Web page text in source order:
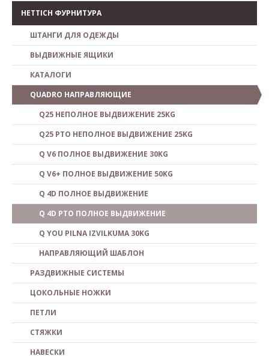
HETTICH ФУРНИТУРА
ШТАНГИ ДЛЯ ОДЕЖДЫ
ВЫДВИЖНЫЕ ЯЩИКИ
КАТАЛОГИ
QUADRO НАПРАВЛЯЮЩИЕ
Q25 НЕПОЛНОЕ ВЫДВИЖЕНИЕ 25KG
Q25 PTO НЕПОЛНОЕ ВЫДВИЖЕНИЕ 25KG
Q V6 ПОЛНОЕ ВЫДВИЖЕНИЕ 30KG
Q V6+ ПОЛНОЕ ВЫДВИЖЕНИЕ 50KG
Q 4D ПОЛНОЕ ВЫДВИЖЕНИЕ
Q 4D PTO ПОЛНОЕ ВЫДВИЖЕНИЕ
Q YOU PILNA IZVILKUMA 30KG
НАПРАВЛЯЮЩИЙ ШАБЛОН
РАЗДВИЖНЫЕ СИСТЕМЫ
ЦОКОЛЬНЫЕ НОЖКИ
ПЕТЛИ
СТЯЖКИ
НАВЕСКИ